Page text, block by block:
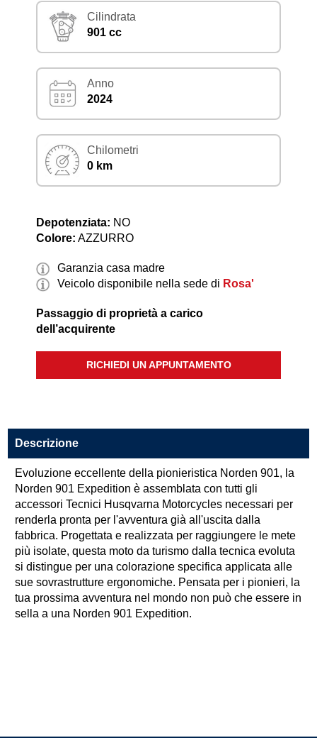
Cilindrata
901 cc
Anno
2024
Chilometri
0 km
Depotenziata: NO
Colore: AZZURRO
Garanzia casa madre
Veicolo disponibile nella sede di Rosa'
Passaggio di proprietà a carico
dell’acquirente
RICHIEDI UN APPUNTAMENTO
Descrizione
Evoluzione eccellente della pionieristica Norden 901, la
Norden 901 Expedition è assemblata con tutti gli
accessori Tecnici Husqvarna Motorcycles necessari per
renderla pronta per l'avventura già all'uscita dalla
fabbrica. Progettata e realizzata per raggiungere le mete
più isolate, questa moto da turismo dalla tecnica evoluta
si distingue per una colorazione specifica applicata alle
sue sovrastrutture ergonomiche. Pensata per i pionieri, la
tua prossima avventura nel mondo non può che essere in
sella a una Norden 901 Expedition.